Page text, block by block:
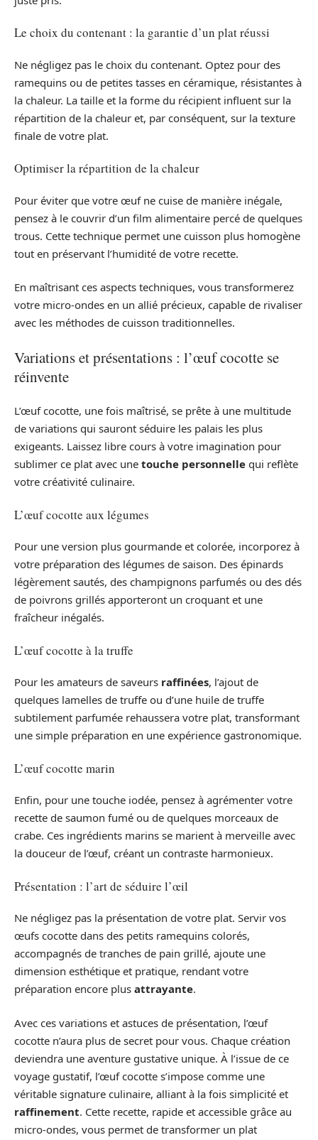
Le choix du contenant : la garantie d’un plat réussi
Ne négligez pas le choix du contenant. Optez pour des
ramequins ou de petites tasses en céramique, résistantes à
la chaleur. La taille et la forme du récipient influent sur la
répartition de la chaleur et, par conséquent, sur la texture
finale de votre plat.
Optimiser la répartition de la chaleur
Pour éviter que votre œuf ne cuise de manière inégale,
pensez à le couvrir d’un film alimentaire percé de quelques
trous. Cette technique permet une cuisson plus homogène
tout en préservant l’humidité de votre recette.
En maîtrisant ces aspects techniques, vous transformerez
votre micro-ondes en un allié précieux, capable de rivaliser
avec les méthodes de cuisson traditionnelles.
Variations et présentations : l’œuf cocotte se
réinvente
L’œuf cocotte, une fois maîtrisé, se prête à une multitude
de variations qui sauront séduire les palais les plus
exigeants. Laissez libre cours à votre imagination pour
sublimer ce plat avec une touche personnelle qui reflète
votre créativité culinaire.
L’œuf cocotte aux légumes
Pour une version plus gourmande et colorée, incorporez à
votre préparation des légumes de saison. Des épinards
légèrement sautés, des champignons parfumés ou des dés
de poivrons grillés apporteront un croquant et une
fraîcheur inégalés.
L’œuf cocotte à la truffe
Pour les amateurs de saveurs raffinées, l’ajout de
quelques lamelles de truffe ou d’une huile de truffe
subtilement parfumée rehaussera votre plat, transformant
une simple préparation en une expérience gastronomique.
L’œuf cocotte marin
Enfin, pour une touche iodée, pensez à agrémenter votre
recette de saumon fumé ou de quelques morceaux de
crabe. Ces ingrédients marins se marient à merveille avec
la douceur de l’œuf, créant un contraste harmonieux.
Présentation : l’art de séduire l’œil
Ne négligez pas la présentation de votre plat. Servir vos
œufs cocotte dans des petits ramequins colorés,
accompagnés de tranches de pain grillé, ajoute une
dimension esthétique et pratique, rendant votre
préparation encore plus attrayante.
Avec ces variations et astuces de présentation, l’œuf
cocotte n’aura plus de secret pour vous. Chaque création
deviendra une aventure gustative unique. À l’issue de ce
voyage gustatif, l’œuf cocotte s’impose comme une
véritable signature culinaire, alliant à la fois simplicité et
raffinement. Cette recette, rapide et accessible grâce au
micro-ondes, vous permet de transformer un plat